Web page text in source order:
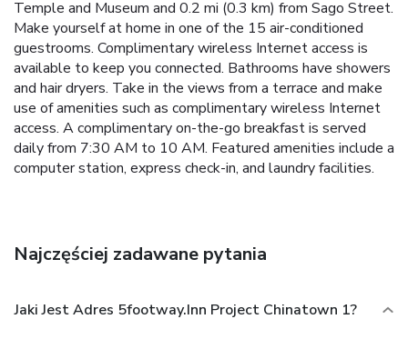
Temple and Museum and 0.2 mi (0.3 km) from Sago Street.
Make yourself at home in one of the 15 air-conditioned
guestrooms. Complimentary wireless Internet access is
available to keep you connected. Bathrooms have showers
and hair dryers. Take in the views from a terrace and make
use of amenities such as complimentary wireless Internet
access. A complimentary on-the-go breakfast is served
daily from 7:30 AM to 10 AM. Featured amenities include a
computer station, express check-in, and laundry facilities.
Najczęściej zadawane pytania
Jaki Jest Adres 5footway.inn Project Chinatown 1?